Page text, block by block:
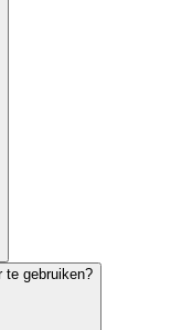
te gebruiken?